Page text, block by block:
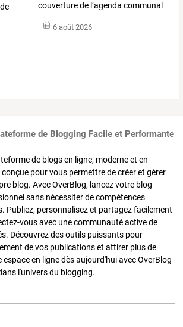
couverture de l’agenda communal
6 août 2026
de Blogging Facile et Performante
de blogs en ligne, moderne et en
pour vous permettre de créer et gérer
blog. Avec OverBlog, lancez votre blog
sans nécessiter de compétences
Publiez, personnalisez et partagez facilement
vous avec une communauté active de
Découvrez des outils puissants pour
de vos publications et attirer plus de
en ligne dès aujourd'hui avec OverBlog
l'univers du blogging.